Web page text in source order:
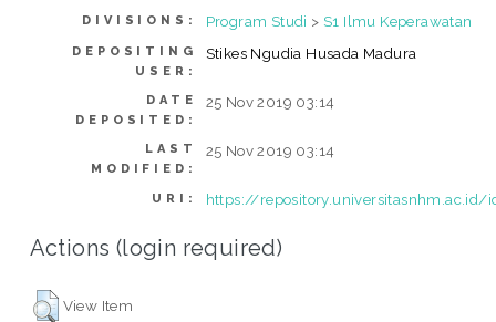
DIVISIONS: Program Studi > S1 Ilmu Keperawatan
DEPOSITING
USER:
Stikes Ngudia Husada Madura
DATE
DEPOSITED:
25 Nov 2019 03:14
LAST
MODIFIED:
25 Nov 2019 03:14
URI: https://
Actions (login required)
View Item